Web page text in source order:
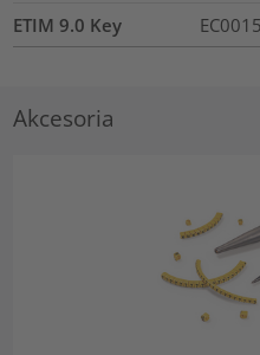
ETIM 9.0 Key
Akcesoria